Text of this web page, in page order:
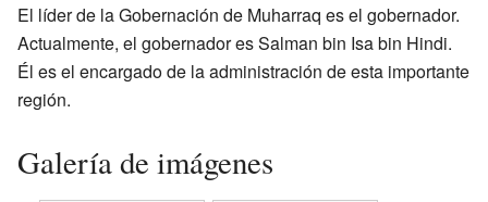
El líder de la Gobernación de Muharraq es el gobernador.
Actualmente, el gobernador es Salman bin Isa bin Hindi.
Él es el encargado de la administración de esta importante
región.
Galería de imágenes